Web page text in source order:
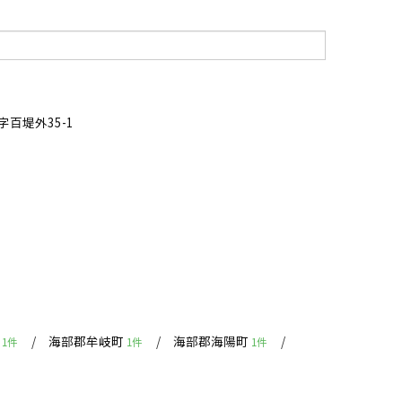
百堤外35-1
1件 海部郡牟岐町 1件 海部郡海陽町 1件